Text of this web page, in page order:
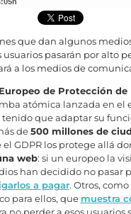
que dan algunos
pasarán por alto
a los medios de
de Protección de
atómica lanzada en
tenido que adaptar su
de 500 millones de
el GDPR los protege allá
web: si un europeo la
han decidido no pasar
a pagar. Otros,
para ellos, que muestra